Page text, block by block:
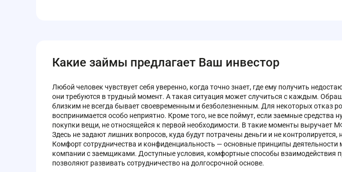
Какие займы предлагает Ваш инвестор
Любой человек чувствует себя уверенно, когда точно знает, где ему получить
они требуются в трудный момент. А такая ситуация может случиться с каждым.
близким не всегда бывает своевременным и безболезненным. Для некоторых отказ
воспринимается особо неприятно. Кроме того, не все поймут, если заемные средства
покупки вещи, не относящейся к первой необходимости. В такие моменты выручает
Здесь не задают лишних вопросов, куда будут потрачены деньги и не контролируется,
Комфорт сотрудничества и конфиденциальность — основные принципы
компании с заемщиками. Доступные условия, комфортные способы взаимодействия
позволяют развивать сотрудничество на долгосрочной основе.